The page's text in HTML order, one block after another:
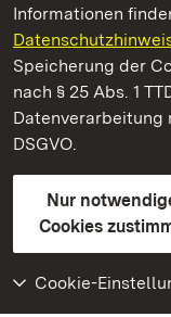
Informationen
Speicherung der
nach § 25 Abs. 1
Datenverarbeitung
DSGVO.
Nur
Cookies
Cookie-
Schloss und
Staatliche
Kontakt
Gebärdensprache
Erklärung zur
BITV-konform
Weiteres